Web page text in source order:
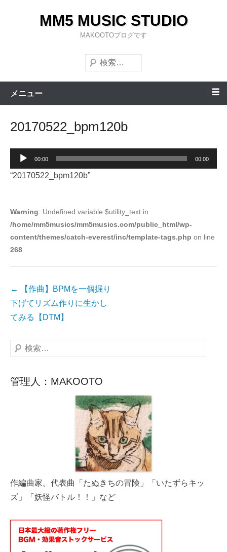
キ
MM5 MUSIC STUDIO
MAKOOTOブログです
検
索
メニュー
20170522_bpm120b
声
ー
ヤ
ー
00:00 00:00
“20170522_bpm120b”
Warning: Undefined variable $utility_text in
/home/mm5musics/mm5musics.com/public_html/wp-
content/themes/catch-everest/inc/template-tags.php on line
268
投
稿
ナ
ゲ
ー
ョ
←
【作曲】BPMを一個掘り
下げてリズム作りに生かし
てみる【DTM】
検
管理人：MAKOOTO
作編曲家。代表曲「たぬきちの冒険」「いたずらキッ
ズ」「妖怪バトル！！」など